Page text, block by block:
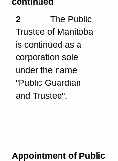
continued
2
The Public
Trustee of Manitoba
is continued as a
corporation sole
under the name
"Public Guardian
and Trustee".
Appointment of Public